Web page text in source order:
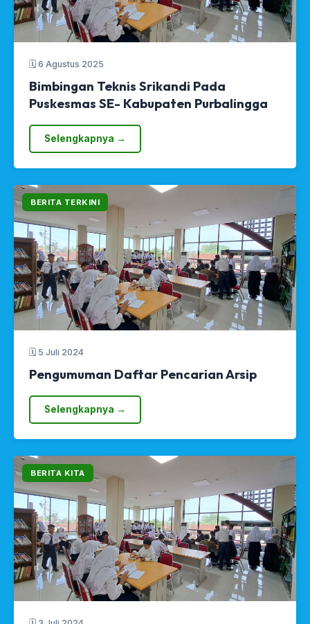
🗓 6 Agustus 2025
Bimbingan Teknis Srikandi Pada
Puskesmas SE- Kabupaten Purbalingga
Selengkapnya →
BERITA TERKINI
🗓 5 Juli 2024
Pengumuman Daftar Pencarian Arsip
Selengkapnya →
BERITA KITA